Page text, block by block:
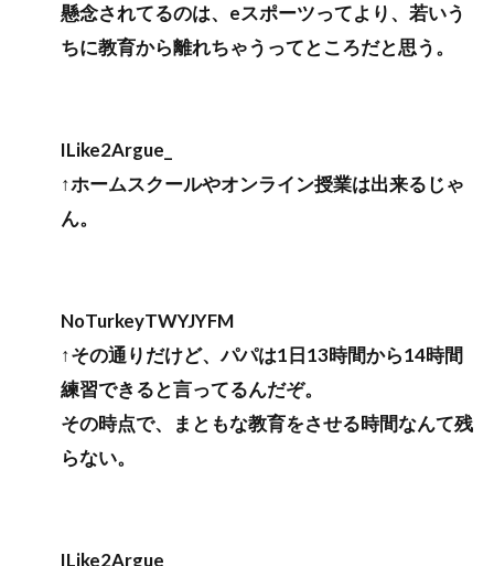
懸念されてるのは、eスポーツってより、若いう
ちに教育から離れちゃうってところだと思う。
ILike2Argue_
↑ホームスクールやオンライン授業は出来るじゃ
ん。
NoTurkeyTWYJYFM
↑その通りだけど、パパは1日13時間から14時間
練習できると言ってるんだぞ。
その時点で、まともな教育をさせる時間なんて残
らない。
ILike2Argue_